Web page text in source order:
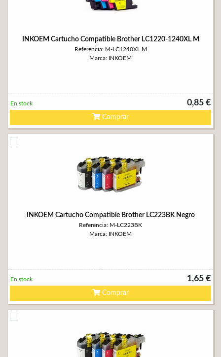
INKOEM Cartucho Compatible Brother LC1220-1240XL M
Referencia: M-LC1240XL M
Marca: INKOEM
0,85 €
En stock
Comprar
INKOEM Cartucho Compatible Brother LC223BK Negro
Referencia: M-LC223BK
Marca: INKOEM
1,65 €
En stock
Comprar